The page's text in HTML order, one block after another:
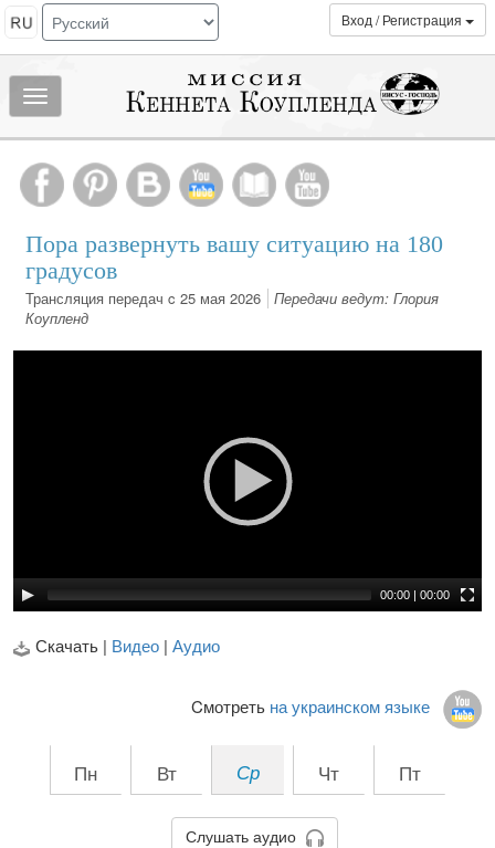
Вход / Регистрация
Показать/
скрыть
МЕНЮ
Пора развернуть вашу ситуацию на 180
градусов
Трансляция передач c 25 мая 2026
Передачи ведут: Глория
Коупленд
00:00 | 00:00
Скачать | Видео | Аудио
Cмотреть на украинском языке
Пн Вт Ср Чт Пт
Слушать аудио